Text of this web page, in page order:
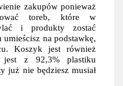
zakupów ponieważ
toreb, które w
i produkty zostać
na podstawkę,
Koszyk jest również
jest z 92,3% plastiku
już nie będziesz musiał